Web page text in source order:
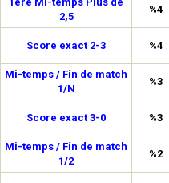
2,5
%4
Score exact 2-3 %4
Mi-temps / Fin de match
1/N
%3
Score exact 3-0 %3
Mi-temps / Fin de match
1/2
%2